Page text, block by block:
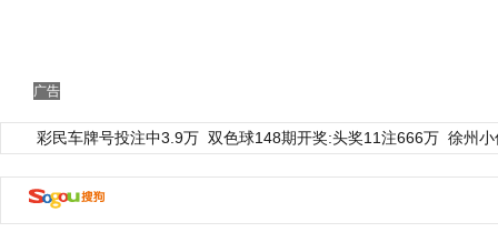
广告
彩民车牌号投注中3.9万 双色球148期开奖:头奖11注666万 徐州